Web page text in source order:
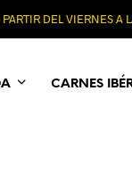
DEL VIERNES
CARNES